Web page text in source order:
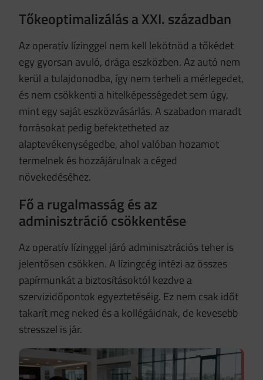
Tőkeoptimalizálás a XXI. században
Az operatív lízinggel nem kell lekötnöd a tőkédet
egy gyorsan avuló, drága eszközben. Az autó nem
kerül a tulajdonodba, így nem terheli a mérlegedet,
és nem csökkenti a hitelképességedet sem úgy,
mint egy saját eszközvásárlás. A szabadon maradt
forrásokat pedig befektetheted az
alaptevékenységedbe, ahol valóban hozamot
termelnek és hozzájárulnak a céged
növekedéséhez.
Fő a rugalmasság és az
adminisztráció csökkentése
Az operatív lízinggel járó adminisztrációs teher is
jelentősen csökken. A lízingcég intézi az összes
papírmunkát a biztosításoktól kezdve a
szervizidőpontok egyeztetéséig. Ez nem csak időt
takarít meg neked és a kollégáidnak, de kevesebb
stresszel is jár.